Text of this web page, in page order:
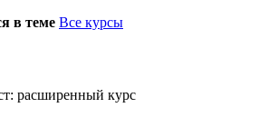
в теме Все курсы
расширенный курс